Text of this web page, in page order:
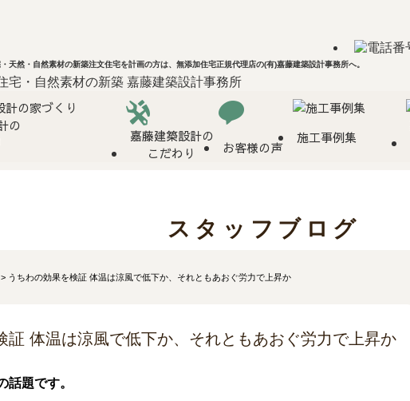
天然・自然素材の新築注文住宅を計画の方は、無添加住宅正規代理店の(有)嘉藤建築設計事務所へ。
の
嘉藤建築設計の
こだわり
お客様の声
施工事例集
スタッフブログ
> うちわの効果を検証 体温は涼風で低下か、それともあおぐ労力で上昇か
証 体温は涼風で低下か、それともあおぐ労力で上昇か
話題です。